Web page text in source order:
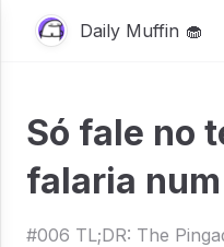
Daily Muffin 🧁
Só fale no
falaria
#006 TL;DR: The